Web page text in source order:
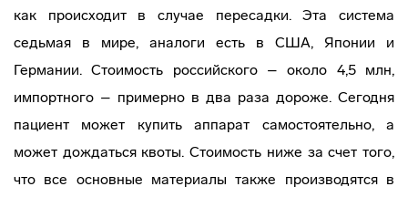
как происходит в случае пересадки. Эта система
седьмая в мире, аналоги есть в США, Японии и
Германии. Стоимость российского – около 4,5 млн,
импортного – примерно в два раза дороже. Сегодня
пациент может купить аппарат самостоятельно, а
может дождаться квоты. Стоимость ниже за счет того,
что все основные материалы также производятся в